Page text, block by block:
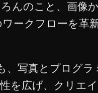
んのこと、画像
ークフローを革
、写真とプログ
を広げ、クリエ